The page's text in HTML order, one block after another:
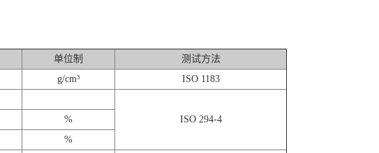
单位制
测试方法
g/cm³
ISO 1183
ISO 294-4
%
%